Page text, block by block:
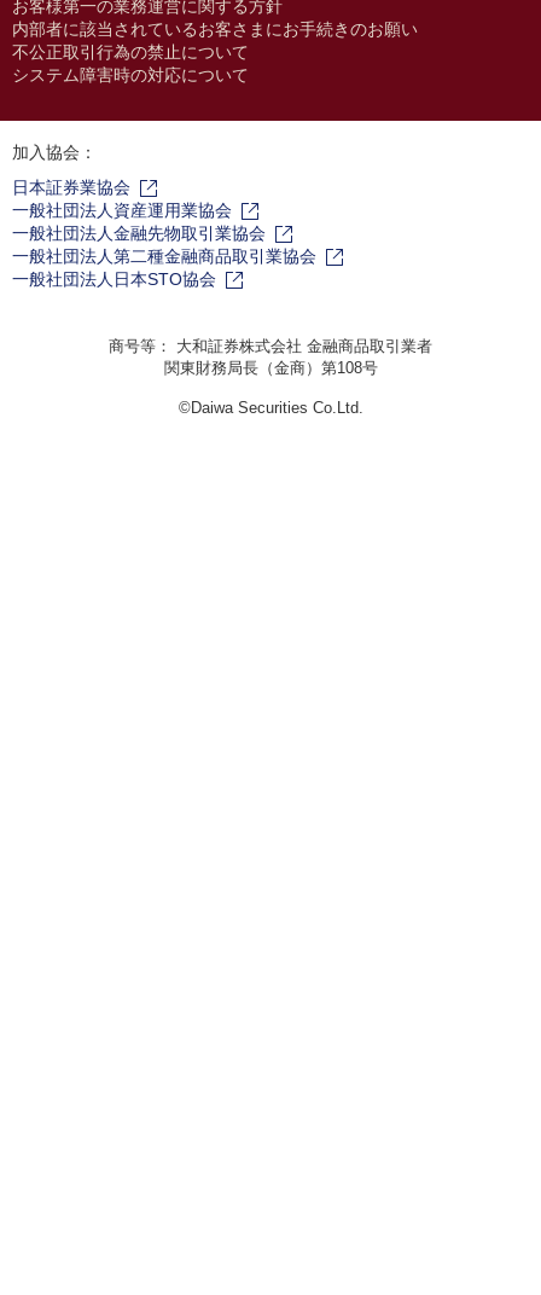
お客様第一の業務運営に関する方針
内部者に該当されているお客さまにお手続きのお願い
不公正取引行為の禁止について
システム障害時の対応について
加入協会：
日本証券業協会
一般社団法人資産運用業協会
一般社団法人金融先物取引業協会
一般社団法人第二種金融商品取引業協会
一般社団法人日本STO協会
商号等： 大和証券株式会社 金融商品取引業者
関東財務局長（金商）第108号
©Daiwa Securities Co.Ltd.